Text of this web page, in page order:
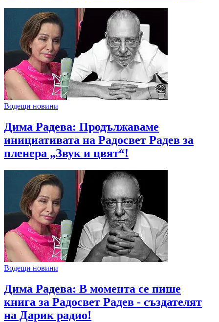
Водещи новини
Дима Радева: Продължаваме
инициативата на Радосвет Радев за
пленера „Звук и цвят“!
Водещи новини
Дима Радева: В момента се пише
книга за Радосвет Радев - създателят
на Дарик радио!